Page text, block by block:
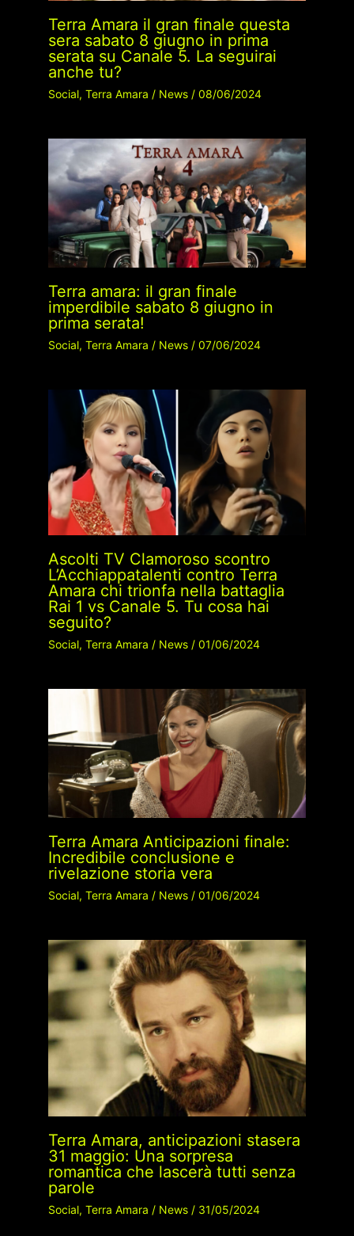
Terra Amara il gran finale questa
sera sabato 8 giugno in prima
serata su Canale 5. La seguirai
anche tu?
Social, Terra Amara / News/ 08/06/2024
Terra amara: il gran finale
imperdibile sabato 8 giugno in
prima serata!
Social, Terra Amara / News/ 07/06/2024
Ascolti TV Clamoroso scontro
L’Acchiappatalenti contro Terra
Amara chi trionfa nella battaglia
Rai 1 vs Canale 5. Tu cosa hai
seguito?
Social, Terra Amara / News/ 01/06/2024
Terra Amara Anticipazioni finale:
Incredibile conclusione e
rivelazione storia vera
Social, Terra Amara / News/ 01/06/2024
Terra Amara, anticipazioni stasera
31 maggio: Una sorpresa
romantica che lascerà tutti senza
parole
Social, Terra Amara / News/ 31/05/2024